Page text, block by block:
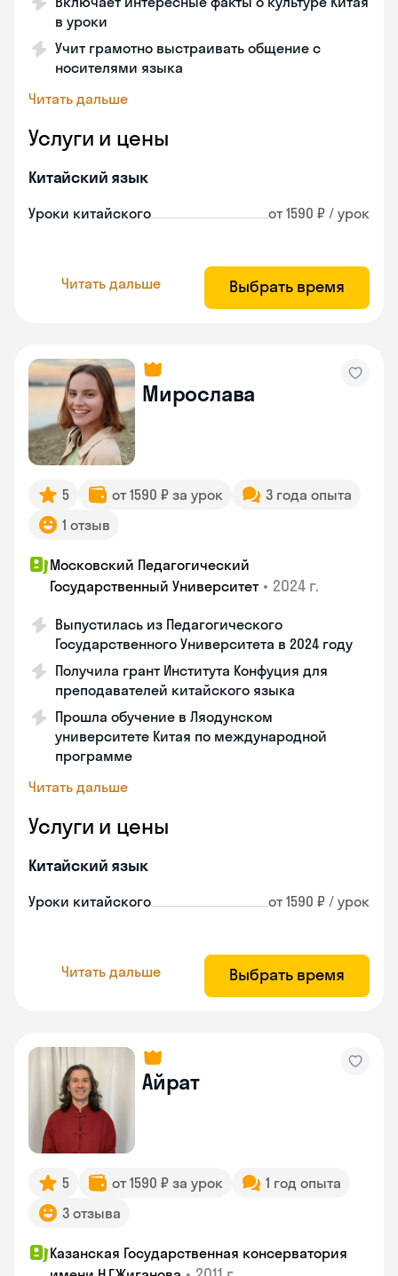
в уроки
Учит грамотно выстраивать общение с
носителями языка
Читать дальше
Услуги и цены
Китайский язык
Уроки китайского от 1590 ₽ / урок
Читать дальше Выбрать время
Мирослава
5 от 1590 ₽ за урок
3 года опыта
1 отзыв
Московский Педагогический
Государственный Университет • 2024 г.
Выпустилась из Педагогического
Государственного Университета в 2024 году
Получила грант Института Конфуция для
преподавателей китайского языка
Прошла обучение в Ляодунском
университете Китая по международной
программе
Читать дальше
Услуги и цены
Китайский язык
Уроки китайского от 1590 ₽ / урок
Читать дальше Выбрать время
Айрат
5 от 1590 ₽ за урок
1 год опыта
3 отзыва
Казанская Государственная консерватория